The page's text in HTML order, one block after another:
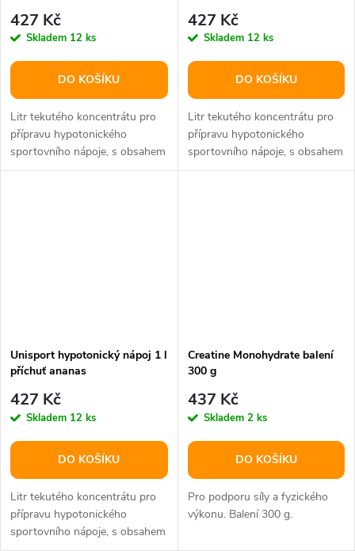
427 Kč
Skladem 12 ks
DO KOŠÍKU
Litr tekutého koncentrátu pro
přípravu hypotonického
sportovního nápoje, s obsahem
L-karnitinu, L-alaninu a taurinu.
427 Kč
Skladem 12 ks
DO KOŠÍKU
Litr tekutého koncentrátu pro
přípravu hypotonického
sportovního nápoje, s obsahem
L-karnitinu, L-alaninu a taurinu.
Unisport hypotonický nápoj 1 l
příchuť ananas
427 Kč
Skladem 12 ks
DO KOŠÍKU
Litr tekutého koncentrátu pro
přípravu hypotonického
sportovního nápoje, s obsahem
Creatine Monohydrate balení
300 g
437 Kč
Skladem 2 ks
DO KOŠÍKU
Pro podporu síly a fyzického
výkonu. Balení 300 g.